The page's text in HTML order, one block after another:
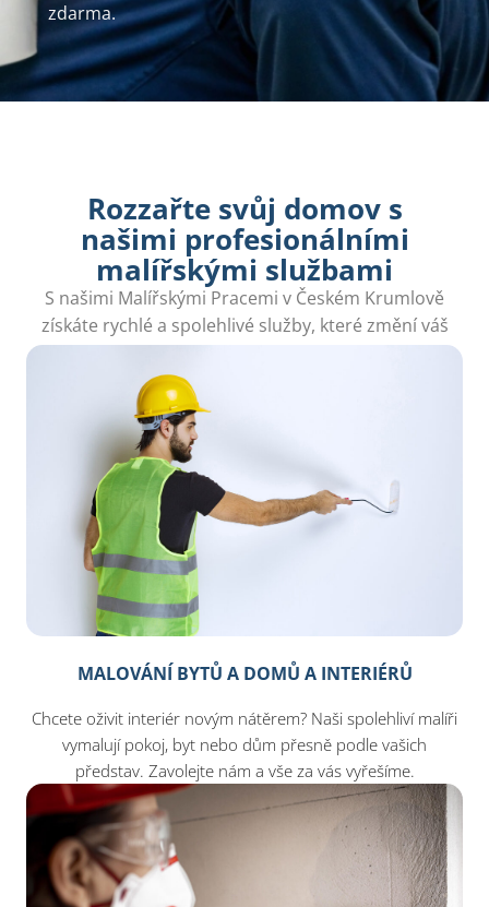
zdarma.
Rozzařte svůj domov s
našimi profesionálními
malířskými službami
S našimi Malířskými Pracemi v Českém Krumlově
získáte rychlé a spolehlivé služby, které změní váš
domov bez stresu.
MALOVÁNÍ BYTŮ A DOMŮ A INTERIÉRŮ
Chcete oživit interiér novým nátěrem? Naši spolehliví malíři
vymalují pokoj, byt nebo dům přesně podle vašich
představ. Zavolejte nám a vše za vás vyřešíme.